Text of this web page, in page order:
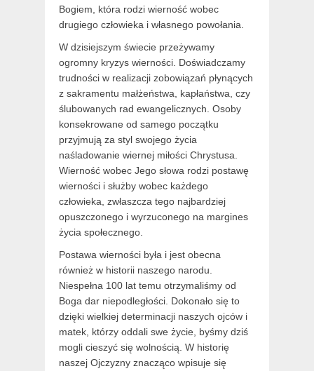
Bogiem, która rodzi wierność wobec
drugiego człowieka i własnego powołania.
W dzisiejszym świecie przeżywamy
ogromny kryzys wierności. Doświadczamy
trudności w realizacji zobowiązań płynących
z sakramentu małżeństwa, kapłaństwa, czy
ślubowanych rad ewangelicznych. Osoby
konsekrowane od samego początku
przyjmują za styl swojego życia
naśladowanie wiernej miłości Chrystusa.
Wierność wobec Jego słowa rodzi postawę
wierności i służby wobec każdego
człowieka, zwłaszcza tego najbardziej
opuszczonego i wyrzuconego na margines
życia społecznego.
Postawa wierności była i jest obecna
również w historii naszego narodu.
Niespełna 100 lat temu otrzymaliśmy od
Boga dar niepodległości. Dokonało się to
dzięki wielkiej determinacji naszych ojców i
matek, którzy oddali swe życie, byśmy dziś
mogli cieszyć się wolnością. W historię
naszej Ojczyzny znacząco wpisuje się